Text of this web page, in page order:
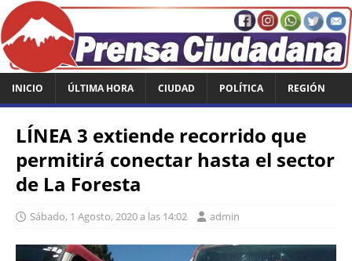
INICIO ÚLTIMA HORA CIUDAD POLÍTICA REGIÓN
LÍNEA 3 extiende recorrido que
permitirá conectar hasta el sector
de La Foresta
Sábado, 1 Agosto, 2020 a las 14:02 admin